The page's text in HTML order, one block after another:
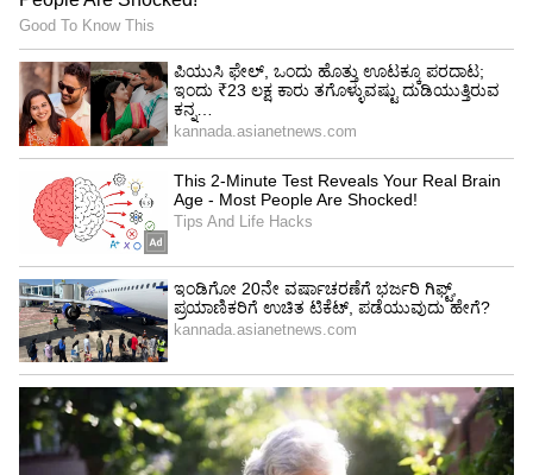
ವೆಸ್ಟ್‌ಸೈಡ್‌ಗೆ ಬರುವ ಮುನ್ನ ಮಾಯಾ ಟಾಟಾ ಅವರು
'ಟಾಟಾ ಡಿಜಿಟಲ್' (Tata Digital) ಕಂಪನಿಯಲ್ಲಿ
ಕಾರ್ಯನಿರ್ವಹಿಸುತ್ತಿದ್ದರು. ಇತ್ತೀಚೆಗಷ್ಟೇ ಅವರು ಅಲ್ಲಿಂದ
ರಾಜೀನಾಮೆ ನೀಡಿದ್ದರು. ಟಾಟಾ ಡಿಜಿಟಲ್‌ನಲ್ಲಿ ಸುಮಾರು
17,000 ಕೋಟಿ ರೂ. ನಷ್ಟವಾಗಿದೆ ಎಂಬ ವರದಿಗಳ
ನಡುವೆಯೇ, ಮಾಯಾ ಅವರ ಡಿಜಿಟಲ್ ವಾಣಿಜ್ಯ ಮತ್ತು ಇ-
ಕಾಮರ್ಸ್ ಅನುಭವವನ್ನು ವೆಸ್ಟ್‌ಸೈಡ್‌ನ ಉನ್ನತಿಗೆ
ಬಳಸಿಕೊಳ್ಳಲು ನಿರ್ಧರಿಸಲಾಗಿದೆ. ಆನ್‌ಲೈನ್ ಚಿಲ್ಲರೆ
ವ್ಯಾಪಾರ, ಡಿಜಿಟಲ್ ಮಾರ್ಕೆಟಿಂಗ್ ಹಾಗೂ ಗ್ರಾಹಕರನ್ನು
ಆಕರ್ಷಿಸುವ (Customer Acquisition) ತಂತ್ರಗಳಲ್ಲಿ
ಮಾಯಾ ಹೊಂದಿರುವ ವ್ಯಾಪಕ ಅನುಭವವು ಈಗ
ವೆಸ್ಟ್‌ಸೈಡ್‌ನ ಜಾಗತಿಕ ಇ-ಕಾಮರ್ಸ್ ಬೆಳವಣಿಗೆಗೆ ದೊಡ್ಡ ಬಲ